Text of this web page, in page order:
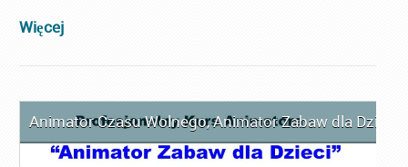
Więcej
Animator Czasu Wolnego,Animator Zabaw dla Dzieci